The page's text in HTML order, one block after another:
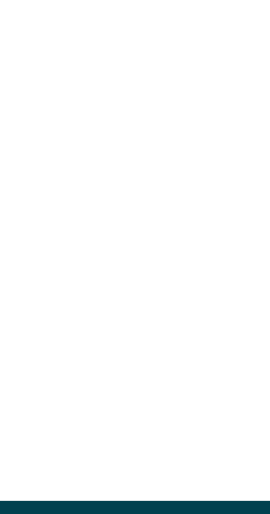
DIVERSALIA»